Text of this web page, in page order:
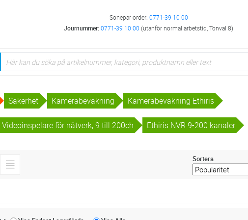
Sonepar order: 0771-39 10 00
Journummer:0771-39 10 00 (utanför normal arbetstid, Tonval 8)
Säkerhet Kamerabevakning Kamerabevakning Ethiris
Videoinspelare för nätverk, 9 till 200ch Ethiris NVR 9-200 kanaler
Sortera